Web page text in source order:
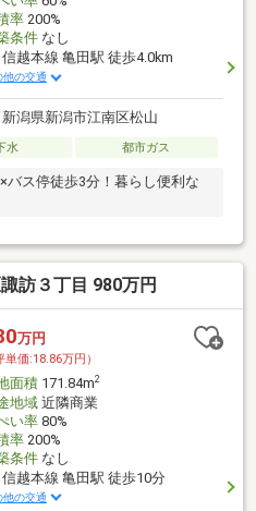
率200%
条件なし
信越本線 亀田駅 徒歩4.0km
他の交通
新潟県新潟市江南区松山
水 都市ガス
バス停徒歩3分！暮らし便利な
訪３丁目 980万円
万円
単価:18.86万円）
面積171.84m2
地域近隣商業
い率80%
率200%
条件なし
信越本線 亀田駅 徒歩10分
他の交通